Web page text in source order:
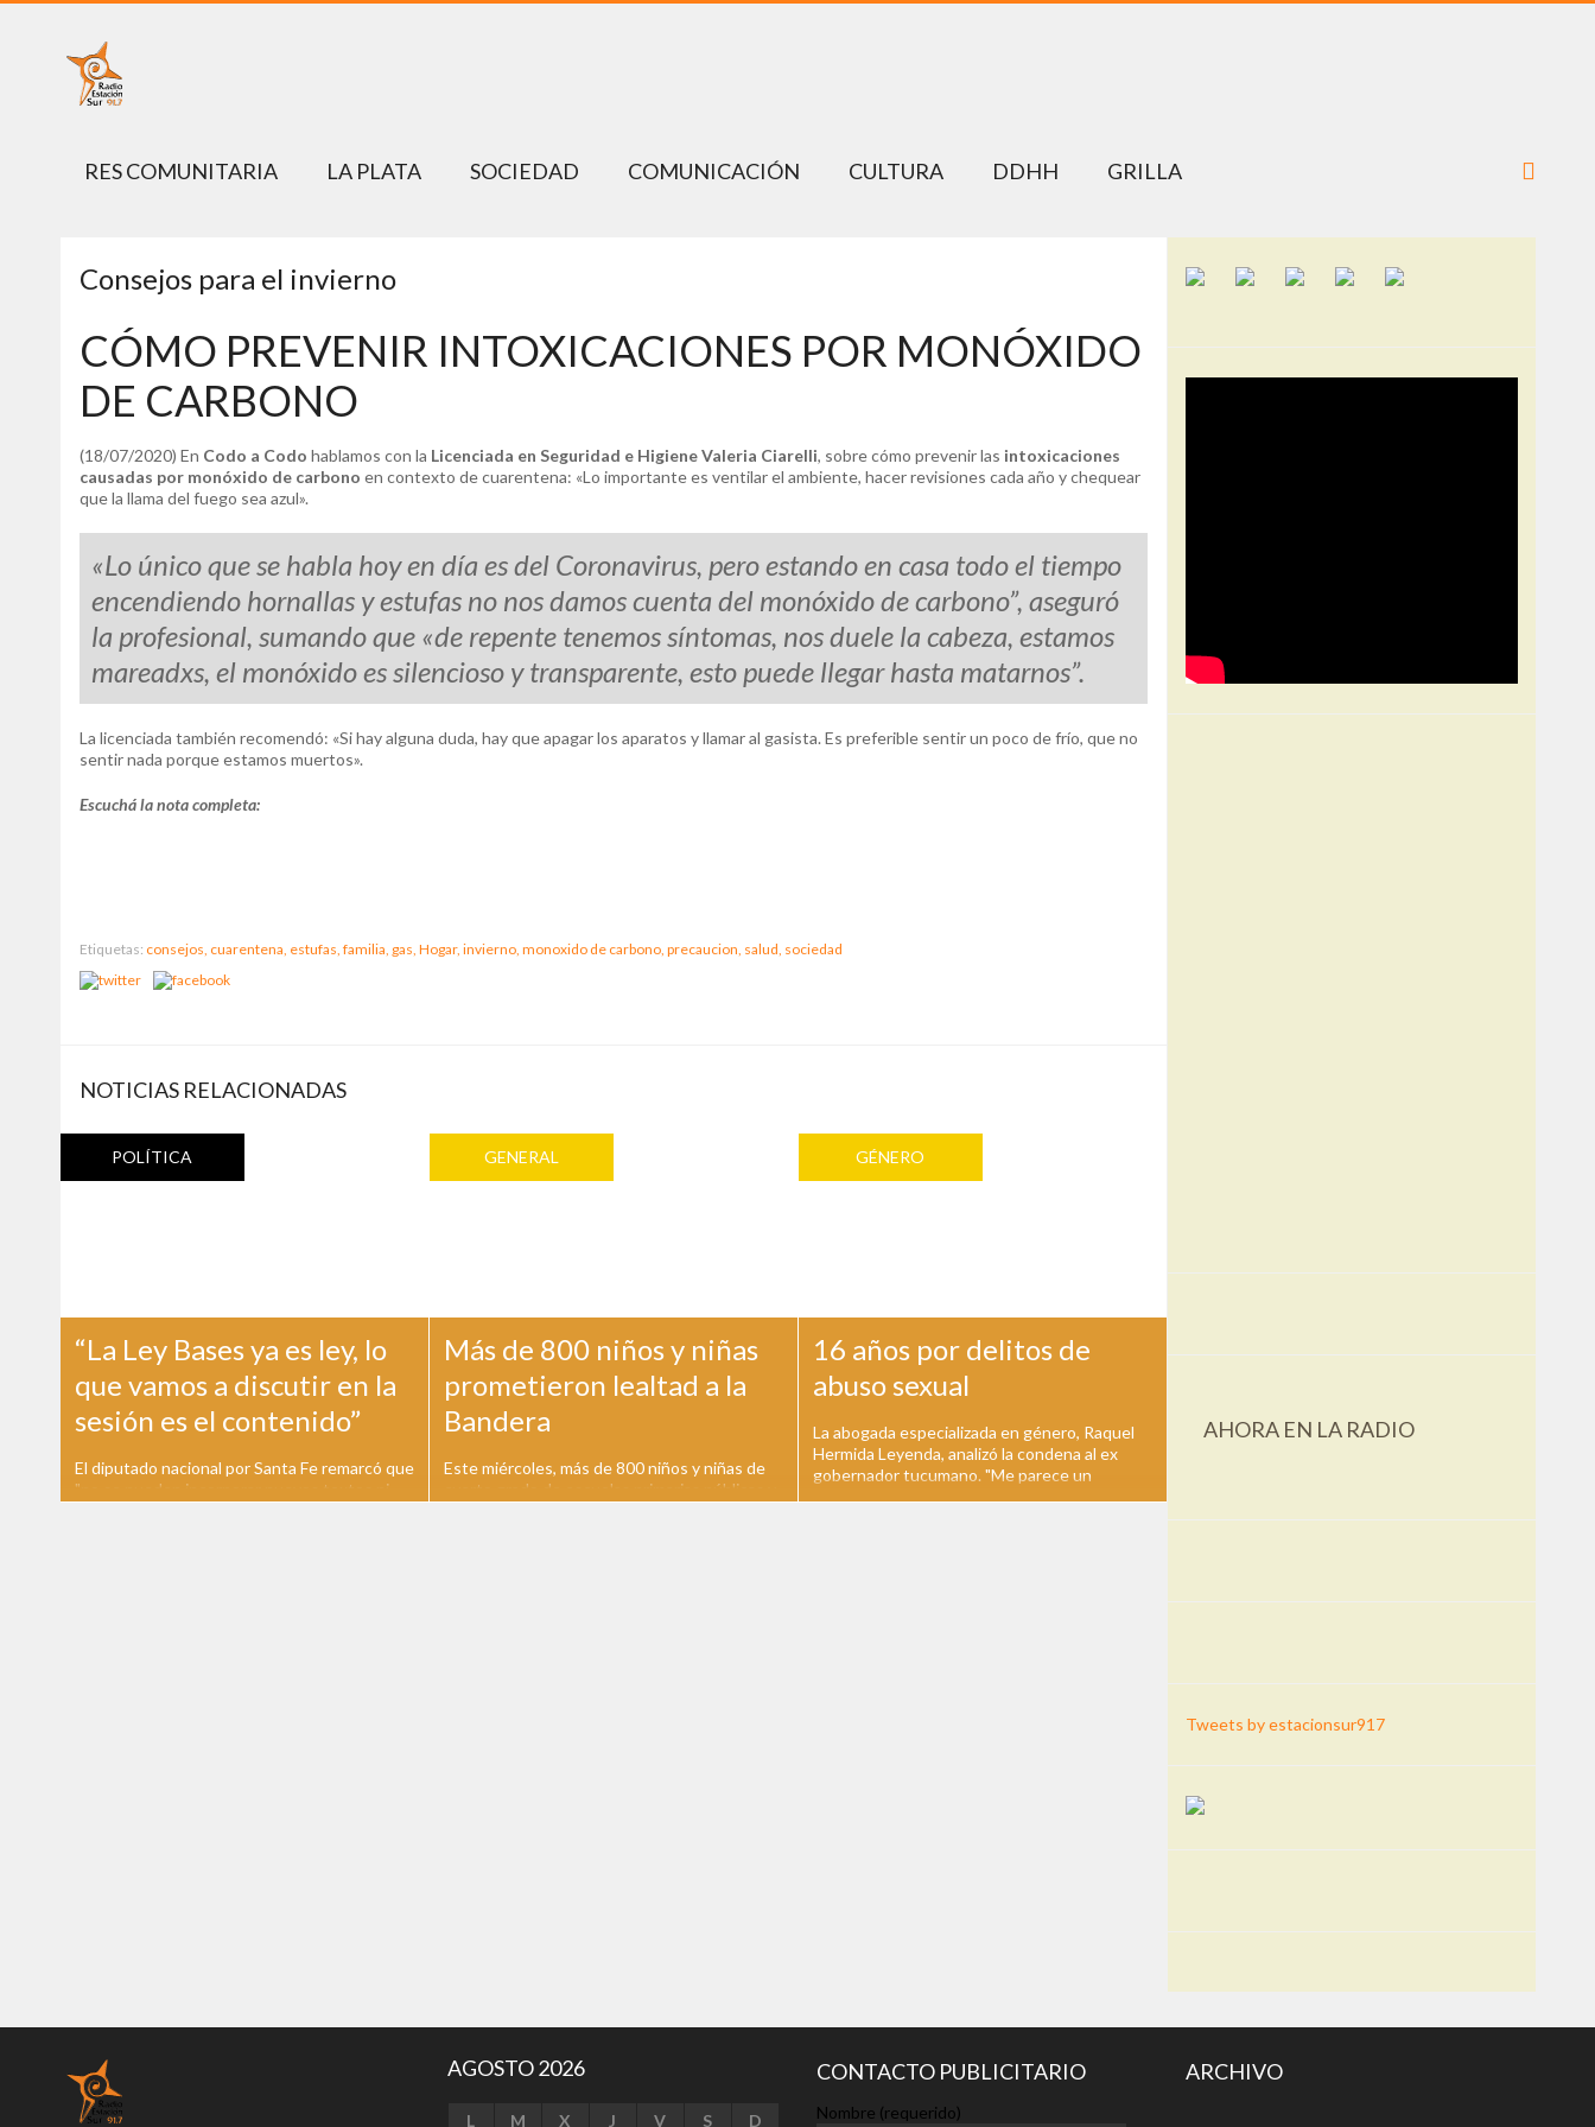
RES COMUNITARIA LA PLATA SOCIEDAD COMUNICACIÓN CULTURA DDHH GRILLA
Consejos para el invierno
CÓMO PREVENIR INTOXICACIONES POR MONÓXIDO
DE CARBONO
(18/07/2020) En Codo a Codo hablamos con la Licenciada en Seguridad e Higiene Valeria Ciarelli, sobre cómo prevenir las intoxicaciones
causadas por monóxido de carbono en contexto de cuarentena: «Lo importante es ventilar el ambiente, hacer revisiones cada año y chequear
que la llama del fuego sea azul».
«Lo único que se habla hoy en día es del Coronavirus, pero estando en casa todo el tiempo
encendiendo hornallas y estufas no nos damos cuenta del monóxido de carbono”, aseguró
la profesional, sumando que «de repente tenemos síntomas, nos duele la cabeza, estamos
mareadxs, el monóxido es silencioso y transparente, esto puede llegar hasta matarnos”.
La licenciada también recomendó: «Si hay alguna duda, hay que apagar los aparatos y llamar al gasista. Es preferible sentir un poco de frío, que no
sentir nada porque estamos muertos».
Escuchá la nota completa:
Etiquetas: consejos, cuarentena, estufas, familia, gas, Hogar, invierno, monoxido de carbono, precaucion, salud, sociedad
NOTICIAS RELACIONADAS
POLÍTICA
“La Ley Bases ya es ley, lo
que vamos a discutir en la
sesión es el contenido”
El diputado nacional por Santa Fe remarcó que
"no se pueden incorporar nuevos textos ni
GENERAL
Más de 800 niños y niñas
prometieron lealtad a la
Bandera
Este miércoles, más de 800 niños y niñas de
cuarto grado de escuelas primarias públicas y
GÉNERO
16 años por delitos de
abuso sexual
La abogada especializada en género, Raquel
Hermida Leyenda, analizó la condena al ex
gobernador tucumano. "Me parece un
AHORA EN LA RADIO
Tweets by estacionsur917
AGOSTO 2026
L M X J V S D
CONTACTO PUBLICITARIO
Nombre (requerido)
ARCHIVO